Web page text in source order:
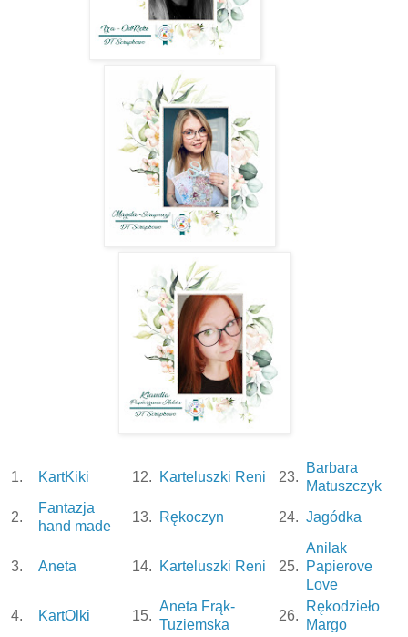
1. KartKiki 12. Karteluszki Reni 23.
Barbara
Matuszczyk
2.
Fantazja
hand made
13. Rękoczyn 24. Jagódka
3. Aneta 14. Karteluszki Reni 25.
Anilak
Papierove
Love
4.
KartOlki 15.
Aneta Frąk-
Tuziemska
26.
Rękodzieło
Margo